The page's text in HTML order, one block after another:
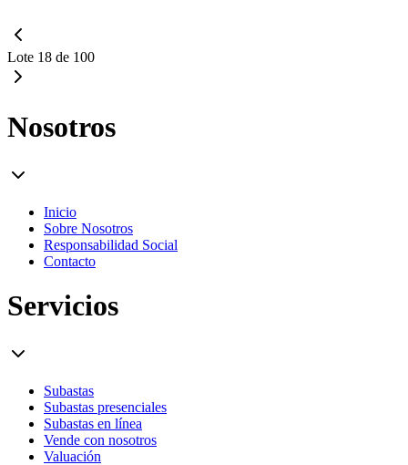
Lote 18 de 100
Nosotros
Inicio
Sobre Nosotros
Responsabilidad Social
Contacto
Servicios
Subastas
Subastas presenciales
Subastas en línea
Vende con nosotros
Valuación